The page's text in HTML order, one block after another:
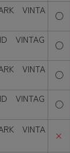
VINTA
○
VINTAG
○
VINTA
○
VINTAG
○
VINTA
×